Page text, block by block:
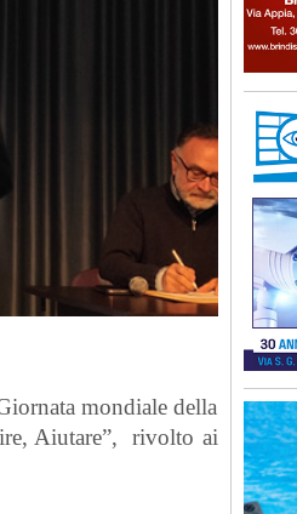
mondiale della
Aiutare”,
rivolto ai